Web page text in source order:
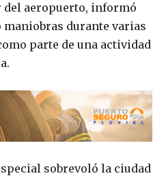
del aeropuerto, informó
maniobras durante varias
parte de una actividad
sobrevoló la ciudad